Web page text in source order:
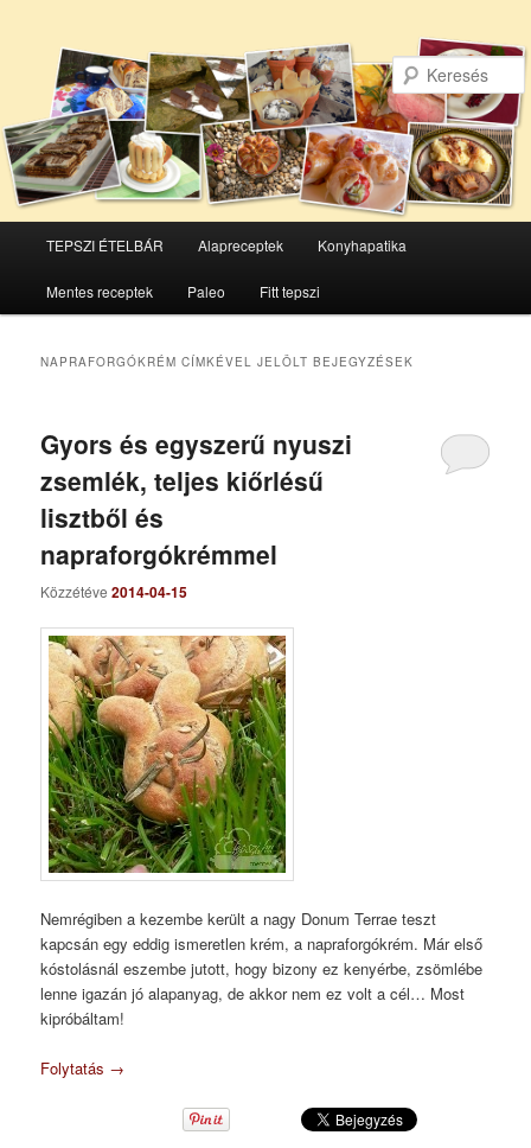
Tovább
az
elsődleges
Tovább
a
másodlagos
TEPSZI ÉTELBÁR Alapreceptek Konyhapatika
Mentes receptek Paleo Fitt tepszi
NAPRAFORGÓKRÉM CÍMKÉVEL JELÖLT BEJEGYZÉSEK
Gyors és egyszerű nyuszi
zsemlék, teljes kiőrlésű
lisztből és
napraforgókrémmel
Közzétéve2014-04-15
Nemrégiben a kezembe került a nagy Donum Terrae teszt
kapcsán egy eddig ismeretlen krém, a napraforgókrém. Már első
kóstolásnál eszembe jutott, hogy bizony ez kenyérbe, zsömlébe
lenne igazán jó alapanyag, de akkor nem ez volt a cél… Most
kipróbáltam!
Folytatás →